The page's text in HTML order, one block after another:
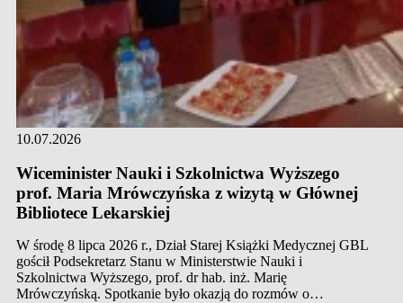
10.07.2026
Wiceminister Nauki i Szkolnictwa Wyższego
prof. Maria Mrówczyńska z wizytą w Głównej
Bibliotece Lekarskiej
W środę 8 lipca 2026 r., Dział Starej Książki Medycznej GBL
gościł Podsekretarz Stanu w Ministerstwie Nauki i
Szkolnictwa Wyższego, prof. dr hab. inż. Marię
Mrówczyńską. Spotkanie było okazją do rozmów o